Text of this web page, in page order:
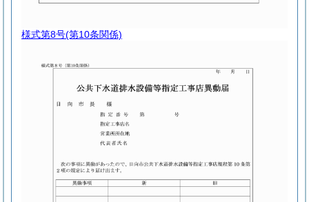
様式第8号(第10条関係)